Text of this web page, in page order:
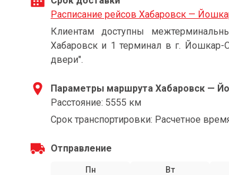
Расписание рейсов Хабаровск —
Клиентам доступны
Хабаровск и 1 терминал в г. Йошкар-
двери".
Параметры маршрута Хабаровск —
Расстояние: 5555 км
Срок транспортировки: Расчетное
Отправление
Пн
Вт